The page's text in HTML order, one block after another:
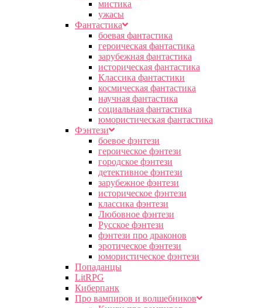
мистика
ужасы
Фантастика
боевая фантастика
героическая фантастика
зарубежная фантастика
историческая фантастика
Классика фантастики
космическая фантастика
научная фантастика
социальная фантастика
юмористическая фантастика
Фэнтези
боевое фэнтези
героическое фэнтези
городское фэнтези
детективное фэнтези
зарубежное фэнтези
историческое фэнтези
классика фэнтези
Любовное фэнтези
Русское фэнтези
фэнтези про драконов
эротическое фэнтези
юмористическое фэнтези
Попаданцы
LitRPG
Киберпанк
Про вампиров и волшебников